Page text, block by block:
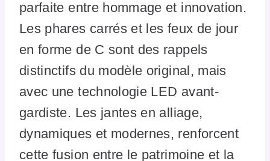
parfaite entre hommage et innovation.
Les phares carrés et les feux de jour
en forme de C sont des rappels
distinctifs du modèle original, mais
avec une technologie LED avant-
gardiste. Les jantes en alliage,
dynamiques et modernes, renforcent
cette fusion entre le patrimoine et la